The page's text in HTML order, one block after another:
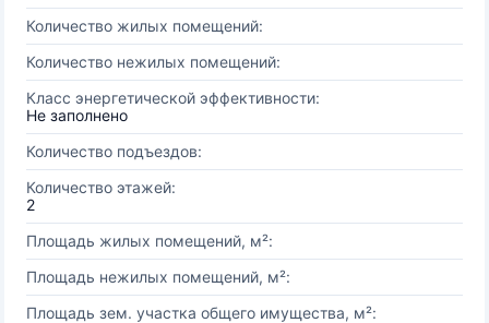
Количество жилых помещений:
Количество нежилых помещений:
Класс энергетической эффективности:
Не заполнено
Количество подъездов:
Количество этажей:
2
Площадь жилых помещений, м²:
Площадь нежилых помещений, м²:
Площадь зем. участка общего имущества, м²: